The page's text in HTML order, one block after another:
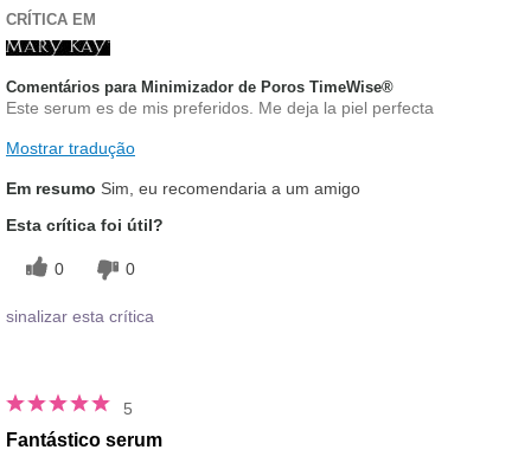
CRÍTICA EM
Comentários para Minimizador de Poros TimeWise®
Este serum es de mis preferidos. Me deja la piel perfecta
Mostrar tradução
Em resumo Sim, eu recomendaria a um amigo
Esta crítica foi útil?
0 0
sinalizar esta crítica
5
Fantástico serum